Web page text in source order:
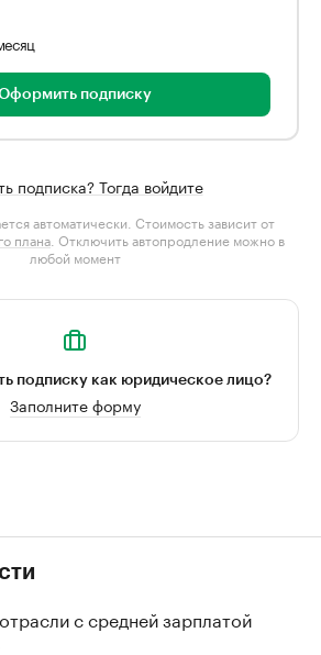
подписку
подписка? Тогда войдите
автоматически. Стоимость зависит от
плана . Отключить автопродление можно в
любой момент
подписку как юридическое лицо?
Заполните форму
с средней зарплатой